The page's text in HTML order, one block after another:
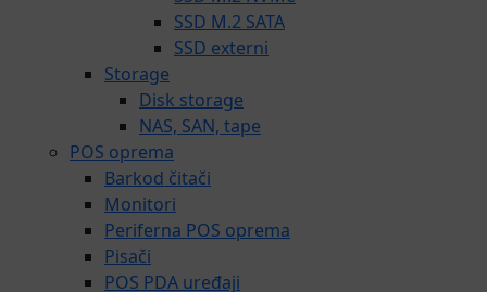
SSD M.2 SATA
SSD externi
Storage
Disk storage
NAS, SAN, tape
POS oprema
Barkod čitači
Monitori
Periferna POS oprema
Pisači
POS PDA uređaji